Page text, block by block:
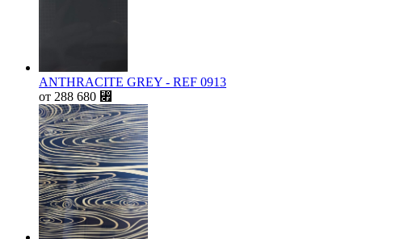
ANTHRACITE GREY - REF 0913
от 288 680 ⃏